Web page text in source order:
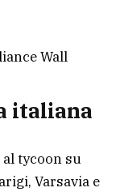
Wall
italiana
tycoon su
Varsavia e